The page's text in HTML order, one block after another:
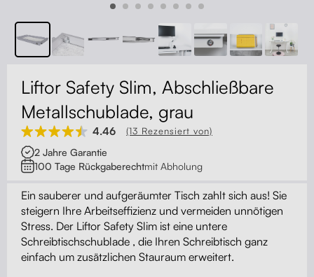
Kabelmanagement
Monitorständer
Tischtrennwände
Rückenlehnen
Kontakt
Liftor Safety Slim, Abschließbare
Metallschublade, grau
4.46 (13 Rezensiert von)
2 Jahre Garantie
100 Tage Rückgaberechtmit Abholung
Ein sauberer und aufgeräumter Tisch zahlt sich aus! Sie
steigern Ihre Arbeitseffizienz und vermeiden unnötigen
Stress. Der Liftor Safety Slim ist eine untere
Schreibtischschublade , die Ihren Schreibtisch ganz
einfach um zusätzlichen Stauraum erweitert.